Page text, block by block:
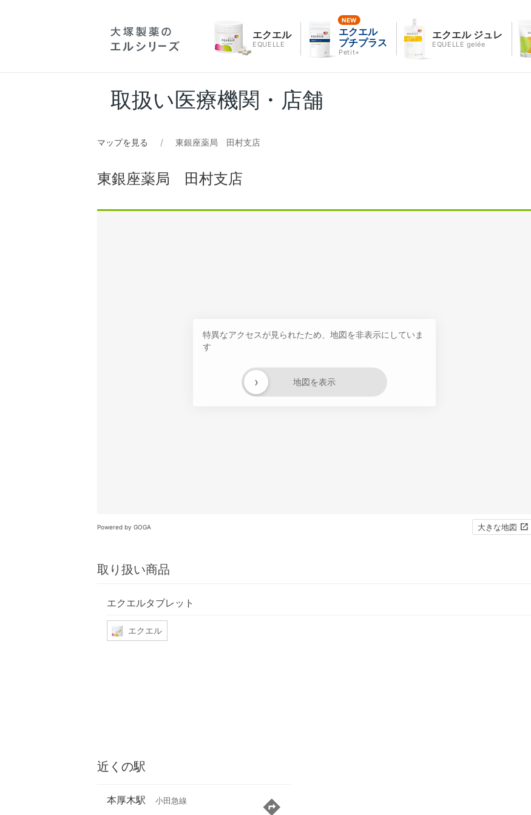
エクエル
EQUELLE
エクエル
プチプラス
Petit+
エクエル ジュレ
EQUELLE gelée
取扱い医療機関・店舗
マップを見る 東銀座薬局 田村支店
東銀座薬局 田村支店
特異なアクセスが見られたため、地図を非表示にしていま
す
地図を表示
›
Powered by GOGA 大きな地図
取り扱い商品
エクエルタブレット
エクエル
近くの駅
本厚木駅 小田急線